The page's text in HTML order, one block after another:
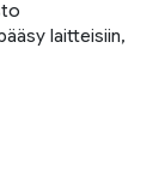
laitteisiin,